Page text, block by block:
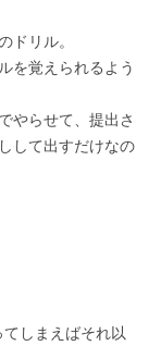
ドリル。
を覚えられるよう
やらせて、提出さ
して出すだけなの
しまえばそれ以